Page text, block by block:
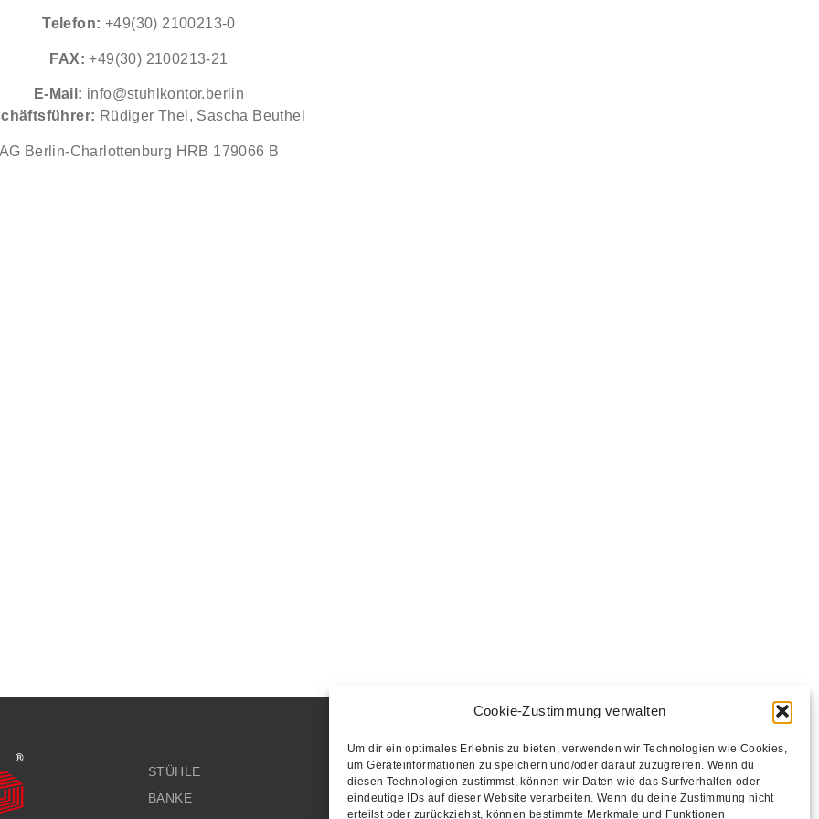
Cookie-Zustimmung verwalten
Um dir ein optimales Erlebnis zu bieten, verwenden wir Technologien wie Cookies,
um Geräteinformationen zu speichern und/oder darauf zuzugreifen. Wenn du
diesen Technologien zustimmst, können wir Daten wie das Surfverhalten oder
eindeutige IDs auf dieser Website verarbeiten. Wenn du deine Zustimmung nicht
erteilst oder zurückziehst, können bestimmte Merkmale und Funktionen
Telefon: +49(30) 2100213-0
FAX: +49(30) 2100213-21
E-Mail: info@stuhlkontor.berlin
Rüdiger Thel, Sascha Beuthel
Berlin-Charlottenburg HRB 179066 B
STÜHLE
BÄNKE
KONTAKT
IMPRESSUM